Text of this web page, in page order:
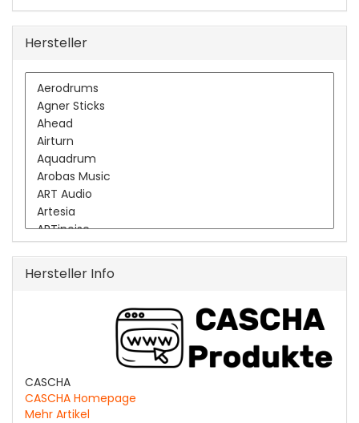
Hersteller
Hersteller Info
CASCHA
CASCHA Homepage
Mehr Artikel